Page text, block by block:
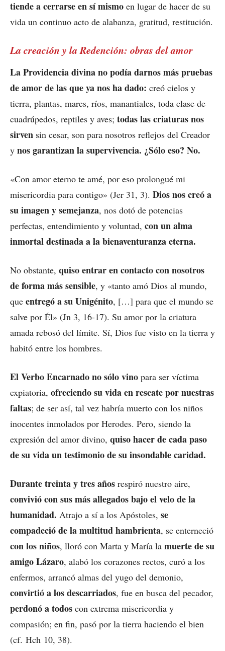
tiende a cerrarse en sí mismo en lugar de hacer de su
vida un continuo acto de alabanza, gratitud, restitución.
La creación y la Redención: obras del amor
La Providencia divina no podía darnos más pruebas
de amor de las que ya nos ha dado: creó cielos y
tierra, plantas, mares, ríos, manantiales, toda clase de
cuadrúpedos, reptiles y aves; todas las criaturas nos
sirven sin cesar, son para nosotros reflejos del Creador
y nos garantizan la supervivencia. ¿Sólo eso? No.
«Con amor eterno te amé, por eso prolongué mi
misericordia para contigo» (Jer 31, 3). Dios nos creó a
su imagen y semejanza, nos dotó de potencias
perfectas, entendimiento y voluntad, con un alma
inmortal destinada a la bienaventuranza eterna.
No obstante, quiso entrar en contacto con nosotros
de forma más sensible, y «tanto amó Dios al mundo,
que entregó a su Unigénito, […] para que el mundo se
salve por Él» (Jn 3, 16-17). Su amor por la criatura
amada rebosó del límite. Sí, Dios fue visto en la tierra y
habitó entre los hombres.
El Verbo Encarnado no sólo vino para ser víctima
expiatoria, ofreciendo su vida en rescate por nuestras
faltas; de ser así, tal vez habría muerto con los niños
inocentes inmolados por Herodes. Pero, siendo la
expresión del amor divino, quiso hacer de cada paso
de su vida un testimonio de su insondable caridad.
Durante treinta y tres años respiró nuestro aire,
convivió con sus más allegados bajo el velo de la
humanidad. Atrajo a sí a los Apóstoles, se
compadeció de la multitud hambrienta, se enterneció
con los niños, lloró con Marta y María la muerte de su
amigo Lázaro, alabó los corazones rectos, curó a los
enfermos, arrancó almas del yugo del demonio,
convirtió a los descarriados, fue en busca del pecador,
perdonó a todos con extrema misericordia y
compasión; en fin, pasó por la tierra haciendo el bien
(cf. Hch 10, 38).